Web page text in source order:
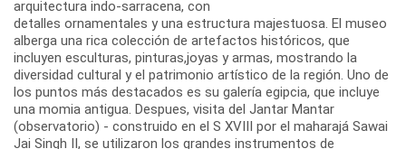
arquitectura indo-sarracena, con
detalles ornamentales y una estructura majestuosa. El museo
alberga una rica colección de artefactos históricos, que
incluyen esculturas, pinturas,joyas y armas, mostrando la
diversidad cultural y el patrimonio artístico de la región. Uno de
los puntos más destacados es su galería egipcia, que incluye
una momia antigua. Despues, visita del Jantar Mantar
(observatorio) - construido en el S XVIII por el maharajá Sawai
Jai Singh II, se utilizaron los grandes instrumentos de